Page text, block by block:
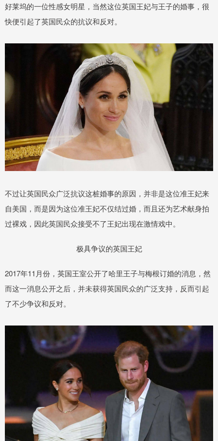
好莱坞的一位性感女明星，当然这位英国王妃与王子的婚事，很
快便引起了英国民众的抗议和反对。
不过让英国民众广泛抗议这桩婚事的原因，并非是这位准王妃来
自美国，而是因为这位准王妃不仅结过婚，而且还为艺术献身拍
过裸戏，因此英国民众接受不了王妃出现在激情戏中。
极具争议的英国王妃
2017年11月份，英国王室公开了哈里王子与梅根订婚的消息，然
而这一消息公开之后，并未获得英国民众的广泛支持，反而引起
了不少争议和反对。